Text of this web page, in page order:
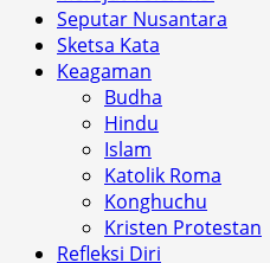
Seputar Nusantara
Sketsa Kata
Keagaman
Budha
Hindu
Islam
Katolik Roma
Konghuchu
Kristen Protestan
Refleksi Diri